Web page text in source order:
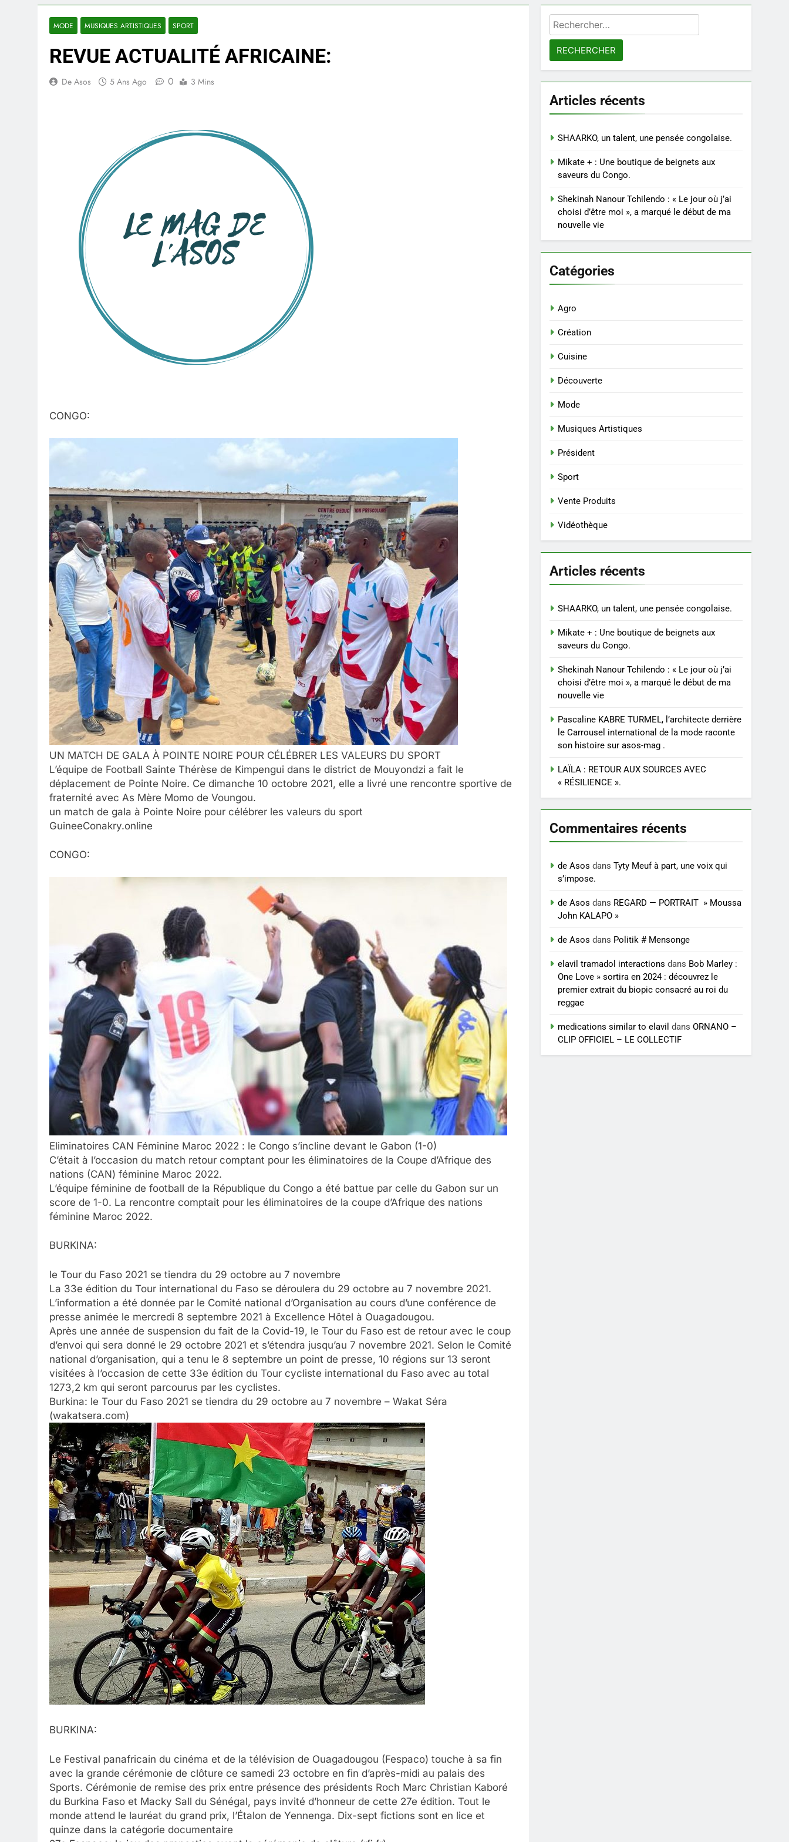
MODE MUSIQUES ARTISTIQUES SPORT
REVUE ACTUALITÉ AFRICAINE:
De Asos 5 Ans Ago 0 3 Mins
CONGO:
UN MATCH DE GALA À POINTE NOIRE POUR CÉLÉBRER LES VALEURS DU SPORT
L’équipe de Football Sainte Thérèse de Kimpengui dans le district de Mouyondzi a fait le
déplacement de Pointe Noire. Ce dimanche 10 octobre 2021, elle a livré une rencontre sportive de
fraternité avec As Mère Momo de Voungou.
un match de gala à Pointe Noire pour célébrer les valeurs du sport
GuineeConakry.online
CONGO:
Eliminatoires CAN Féminine Maroc 2022 : le Congo s’incline devant le Gabon (1-0)
C’était à l’occasion du match retour comptant pour les éliminatoires de la Coupe d’Afrique des
nations (CAN) féminine Maroc 2022.
L’équipe féminine de football de la République du Congo a été battue par celle du Gabon sur un
score de 1-0. La rencontre comptait pour les éliminatoires de la coupe d’Afrique des nations
féminine Maroc 2022.
BURKINA:
le Tour du Faso 2021 se tiendra du 29 octobre au 7 novembre
La 33e édition du Tour international du Faso se déroulera du 29 octobre au 7 novembre 2021.
L’information a été donnée par le Comité national d’Organisation au cours d’une conférence de
presse animée le mercredi 8 septembre 2021 à Excellence Hôtel à Ouagadougou.
Après une année de suspension du fait de la Covid-19, le Tour du Faso est de retour avec le coup
d’envoi qui sera donné le 29 octobre 2021 et s’étendra jusqu’au 7 novembre 2021. Selon le Comité
national d’organisation, qui a tenu le 8 septembre un point de presse, 10 régions sur 13 seront
visitées à l’occasion de cette 33e édition du Tour cycliste international du Faso avec au total
1273,2 km qui seront parcourus par les cyclistes.
Burkina: le Tour du Faso 2021 se tiendra du 29 octobre au 7 novembre – Wakat Séra
(wakatsera.com)
BURKINA:
Le Festival panafricain du cinéma et de la télévision de Ouagadougou (Fespaco) touche à sa fin
avec la grande cérémonie de clôture ce samedi 23 octobre en fin d’après-midi au palais des
Sports. Cérémonie de remise des prix entre présence des présidents Roch Marc Christian Kaboré
du Burkina Faso et Macky Sall du Sénégal, pays invité d’honneur de cette 27e édition. Tout le
monde attend le lauréat du grand prix, l’Étalon de Yennenga. Dix-sept fictions sont en lice et
quinze dans la catégorie documentaire
Rechercher :
Articles récents
SHAARKO, un talent, une pensée congolaise.
Mikate + : Une boutique de beignets aux
saveurs du Congo.
Shekinah Nanour Tchilendo : « Le jour où j’ai
choisi d’être moi », a marqué le début de ma
nouvelle vie
Catégories
Agro
Création
Cuisine
Découverte
Mode
Musiques Artistiques
Président
Sport
Vente Produits
Vidéothèque
Articles récents
SHAARKO, un talent, une pensée congolaise.
Mikate + : Une boutique de beignets aux
saveurs du Congo.
Shekinah Nanour Tchilendo : « Le jour où j’ai
choisi d’être moi », a marqué le début de ma
nouvelle vie
Pascaline KABRE TURMEL, l’architecte derrière
le Carrousel international de la mode raconte
son histoire sur asos-mag .
LAÏLA : RETOUR AUX SOURCES AVEC
« RÉSILIENCE ».
Commentaires récents
de Asos dans Tyty Meuf à part, une voix qui
s’impose.
de Asos dans REGARD — PORTRAIT » Moussa
John KALAPO »
de Asos dans Politik # Mensonge
elavil tramadol interactions dans Bob Marley :
One Love » sortira en 2024 : découvrez le
premier extrait du biopic consacré au roi du
reggae
medications similar to elavil dansORNANO –
CLIP OFFICIEL – LE COLLECTIF